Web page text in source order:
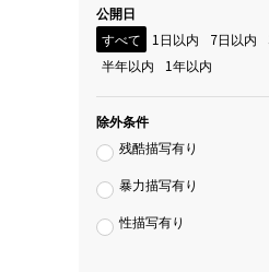
公開日
すべて
1日以内 7日以内
半年以内
1年以内
除外条件
残酷描写有り
暴力描写有り
性描写有り